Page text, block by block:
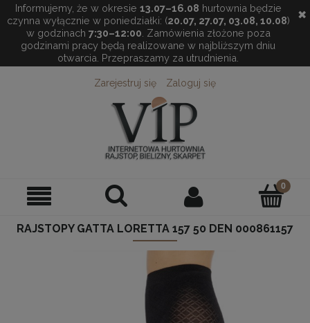
Informujemy, że w okresie 13.07–16.08 hurtownia będzie
czynna wyłącznie w poniedziałki: (20.07, 27.07, 03.08, 10.08)
w godzinach 7:30–12:00 . Zamówienia złożone poza
godzinami pracy będą realizowane w najbliższym dniu
otwarcia. Przepraszamy za utrudnienia.
✖
Zarejestruj się Zaloguj się
RAJSTOPY GATTA LORETTA 157 50 DEN 000861157